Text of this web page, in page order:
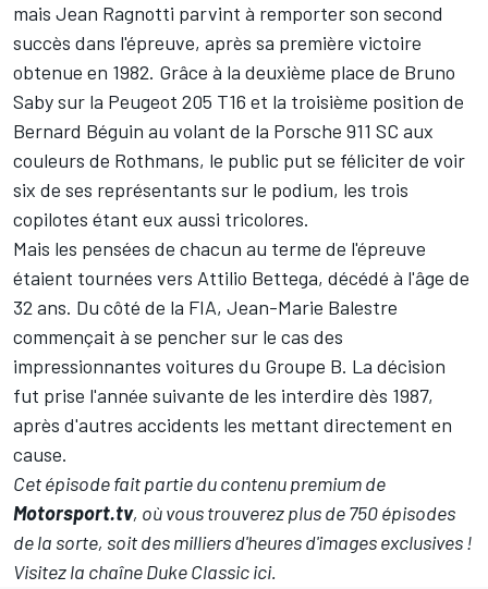
mais Jean Ragnotti parvint à remporter son second
succès dans l'épreuve, après sa première victoire
obtenue en 1982. Grâce à la deuxième place de Bruno
Saby sur la Peugeot 205 T16 et la troisième position de
Bernard Béguin au volant de la Porsche 911 SC aux
couleurs de Rothmans, le public put se féliciter de voir
six de ses représentants sur le podium, les trois
copilotes étant eux aussi tricolores.
Mais les pensées de chacun au terme de l'épreuve
étaient tournées vers Attilio Bettega, décédé à l'âge de
32 ans. Du côté de la FIA, Jean-Marie Balestre
commençait à se pencher sur le cas des
impressionnantes voitures du Groupe B. La décision
fut prise l'année suivante de les interdire dès 1987,
après d'autres accidents les mettant directement en
cause.
Cet épisode fait partie du contenu premium de
Motorsport.tv, où vous trouverez plus de 750 épisodes
de la sorte, soit des milliers d'heures d'images exclusives !
Visitez la chaîne Duke Classic ici.